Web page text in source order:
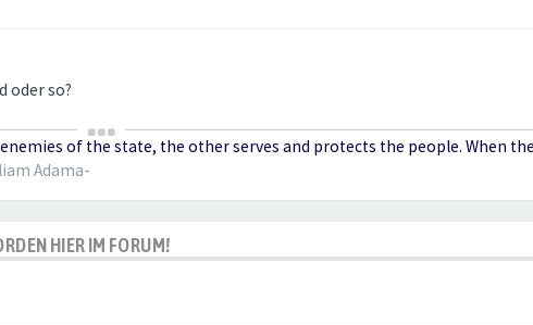
oder so?
of the state, the other serves and protects the people. When
Adama-
HIER IM FORUM!